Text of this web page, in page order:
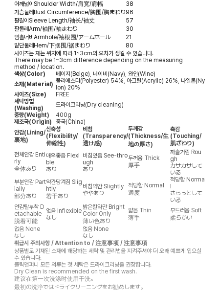
어깨넓이 Shoulder Width/肩宽/肩幅
38
가슴둘레 Bust Circumference/胸围/胸まわり96
팔길이 Sleeve Length/袖长/袖丈
57
팔둘레 Arm/袖围/袖まわり
30
암홀너비 Armhole/袖根围/アームホール
21
밑단둘레 Hem/下摆围/裾まわり
80
사이즈는 재는 위치에 따라 1~3cm의 오차가 생길 수 있습니다.
There may be 1~3cm difference depending on the measuring
method / location.
색상(Color)
베이지(Beige), 네이비(Navy), 와인(Wine)
소재(Material) 폴리에스터(Polyester) 54%, 아크릴(Acrylic) 26%, 나일론(Ny
lon) 20%
사이즈(Size)
FREE
세탁방법
(Washing)
드라이크리닝(Dry cleaning)
중량(Weight)
400g
제조국(Origin)
중국(China)
안감(Lining/
裏地)
신축성
(Flexibility/
伸縮性)
비침
(Transparency/
透け感)
두께감
(Thickness/生
地の厚さ)
촉감
(Touching/
肌ざわり)
전체안감 Enti
rly
全体あり
매우좋음 Flexi
ble
あり
비침있음 See-thro
ugh
あり
두꺼움 Thick
厚手
까슬거림 Rou
gh
カサカサして
いる
부분안감 Part
ially
部分あり
약간당겨짐 Slig
htly
若干あり
비침약간 Slightly
ややあり
적당함 Normal
適度
적당함 Norma
さらっとして
いる
안감탈부착 D
etachable
脱着可能
없음 Inflexible
なし
밝은칼라만 Bright
Color Only
薄い色あり
얇음 Thin
薄手
부드러움 Soft
柔らかい
없음 None
なし
없음 None
なし
취급시 주의사항 / Attention to / 注意事项 / 注意事項
상품별로 기재된 소재에 해당하는 세탁 및 관리법을 지켜주셔야 더 오래 예쁘게 입으실
수 있습니다.
클릭앤퍼니 모든 의류는 첫 세탁은 드라이크리닝을 권장합니다.
Dry Clean is recommended on the first wash.
建议在第一次洗涤时使用干洗。
最初の洗浄ではドライクリーニングをお勧めします。